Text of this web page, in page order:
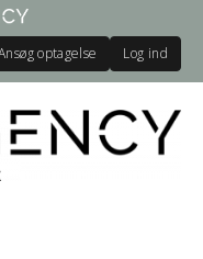
optagelse Log ind